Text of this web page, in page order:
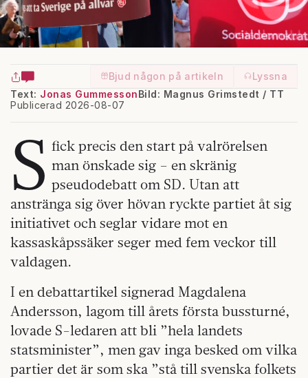
Bjud någon på artikeln
Lyssna
Text: Jonas Gummesson
Publicerad 2026-08-07
Bild: Magnus Grimstedt / TT
S fick precis den start på valrörelsen
man önskade sig – en skränig
pseudodebatt om SD. Utan att
anstränga sig över hövan ryckte partiet åt sig
initiativet och seglar vidare mot en
kassaskåpssäker seger med fem veckor till
valdagen.
I en debattartikel signerad Magdalena
Andersson, lagom till årets första bussturné,
lovade S-ledaren att bli ”hela landets
statsminister”, men gav inga besked om vilka
partier det är som ska ”stå till svenska folkets